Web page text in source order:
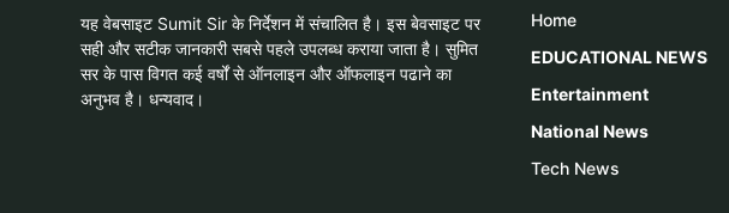
यह वेबसाइट Sumit Sir के निर्देशन में संचालित है। इस बेवसाइट पर
सही और सटीक जानकारी सबसे पहले उपलब्ध कराया जाता है। सुमित
सर के पास विगत कई वर्षों से ऑनलाइन और ऑफलाइन पढाने का
अनुभव है। धन्यवाद।
Home
EDUCATIONAL NEWS
Entertainment
National News
Tech News